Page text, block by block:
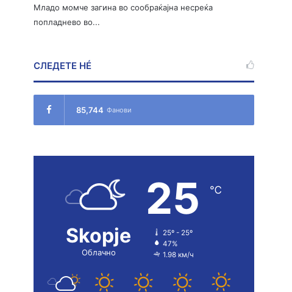
Младо момче загина во сообраќајна несреќа
попладнево во...
СЛЕДЕТЕ НÉ
85,744 Фанови
Skopje
Облачно
25 ℃
25º - 25º
47%
1.98 км/ч